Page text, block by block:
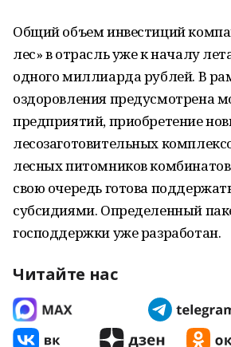
Общий объем инвестиций
лес» в отрасль уже к началу
одного миллиарда рублей. В
оздоровления предусмотрена
предприятий, приобретение
лесозаготовительных
лесных питомников
свою очередь готова
субсидиями. Определенный
господдержки уже разработан.
Читайте нас